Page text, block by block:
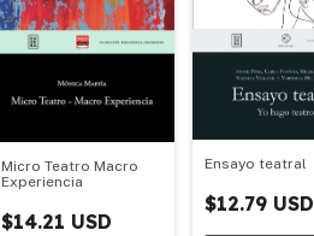
Micro Teatro Macro
Experiencia
$14.21 USD
Ensayo teatral
$12.79 USD